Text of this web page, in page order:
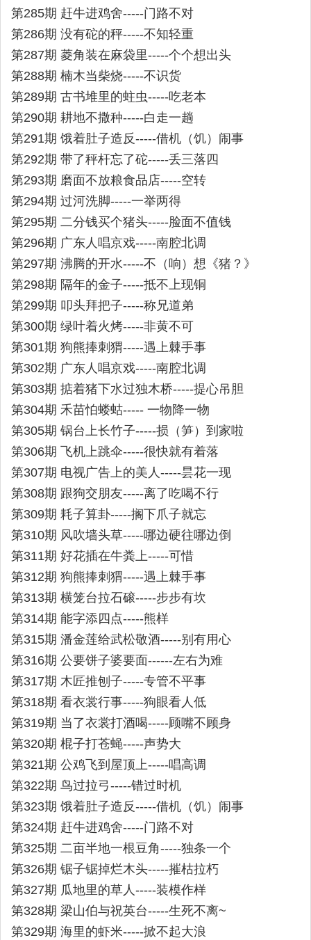
第285期 赶牛进鸡舍-----门路不对
第286期 没有砣的秤-----不知轻重
第287期 菱角装在麻袋里-----个个想出头
第288期 楠木当柴烧-----不识货
第289期 古书堆里的蛀虫-----吃老本
第290期 耕地不撒种-----白走一趟
第291期 饿着肚子造反-----借机（饥）闹事
第292期 带了秤杆忘了砣-----丢三落四
第293期 磨面不放粮食品店-----空转
第294期 过河洗脚-----一举两得
第295期 二分钱买个猪头-----脸面不值钱
第296期 广东人唱京戏-----南腔北调
第297期 沸腾的开水-----不（响）想《猪？》
第298期 隔年的金子-----抵不上现铜
第299期 叩头拜把子-----称兄道弟
第300期 绿叶着火烤-----非黄不可
第301期 狗熊捧刺猬-----遇上棘手事
第302期 广东人唱京戏-----南腔北调
第303期 掂着猪下水过独木桥-----提心吊胆
第304期 禾苗怕蝼蛄----- 一物降一物
第305期 锅台上长竹子-----损（笋）到家啦
第306期 飞机上跳伞-----很快就有着落
第307期 电视广告上的美人-----昙花一现
第308期 跟狗交朋友-----离了吃喝不行
第309期 耗子算卦-----搁下爪子就忘
第310期 风吹墙头草-----哪边硬往哪边倒
第311期 好花插在牛粪上-----可惜
第312期 狗熊捧刺猬-----遇上棘手事
第313期 横笼台拉石磙-----步步有坎
第314期 能字添四点-----熊样
第315期 潘金莲给武松敬酒-----别有用心
第316期 公要饼子婆要面------左右为难
第317期 木匠推刨子-----专管不平事
第318期 看衣裳行事-----狗眼看人低
第319期 当了衣裳打酒喝-----顾嘴不顾身
第320期 棍子打苍蝇-----声势大
第321期 公鸡飞到屋顶上-----唱高调
第322期 鸟过拉弓-----错过时机
第323期 饿着肚子造反-----借机（饥）闹事
第324期 赶牛进鸡舍-----门路不对
第325期 二亩半地一根豆角-----独条一个
第326期 锯子锯掉烂木头-----摧枯拉朽
第327期 瓜地里的草人-----装模作样
第328期 梁山伯与祝英台-----生死不离~
第329期 海里的虾米-----掀不起大浪